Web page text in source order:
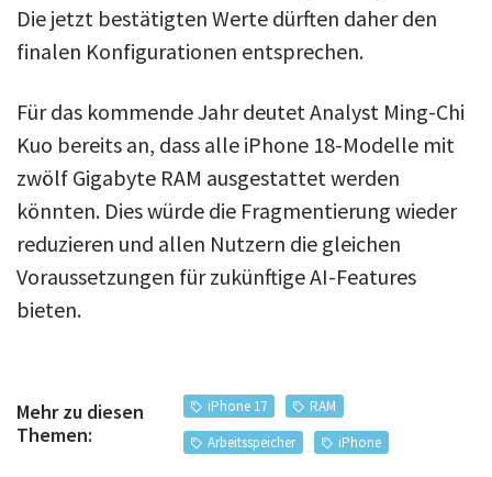
Die jetzt bestätigten Werte dürften daher den
finalen Konfigurationen entsprechen.
Für das kommende Jahr deutet Analyst Ming-Chi
Kuo bereits an, dass alle iPhone 18-Modelle mit
zwölf Gigabyte RAM ausgestattet werden
könnten. Dies würde die Fragmentierung wieder
reduzieren und allen Nutzern die gleichen
Voraussetzungen für zukünftige AI-Features
bieten.
Mehr zu diesen
Themen:
iPhone 17
RAM
Arbeitsspeicher
iPhone